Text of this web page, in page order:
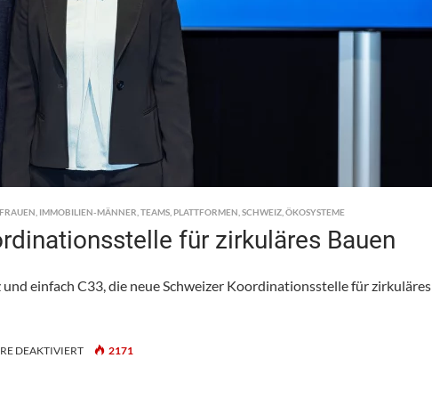
IMMOBILIEN-MÄNNER TEAMS PLATTFORMEN SCHWEIZ ÖKOSYSTEME
für zirkuläres Bauen
einfach C33, die neue Schweizer Koordinationsstelle für zirkuläres
DEAKTIVIERTFÜR 2171